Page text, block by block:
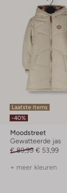
Laatste items
-40%
Moodstreet
Gewatteerde jas
€ 89,99 € 53,99
+ meer kleuren